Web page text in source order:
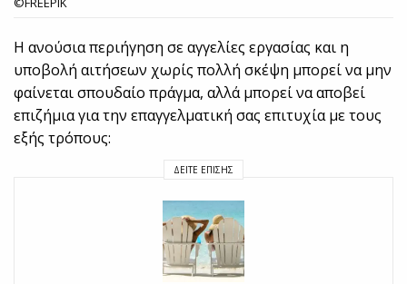
Η ανούσια περιήγηση σε αγγελίες εργασίας και η
υποβολή αιτήσεων χωρίς πολλή σκέψη μπορεί να μην
φαίνεται σπουδαίο πράγμα, αλλά μπορεί να αποβεί
επιζήμια για την επαγγελματική σας επιτυχία με τους
εξής τρόπους:
ΔΕΊΤΕ ΕΠΊΣΗΣ